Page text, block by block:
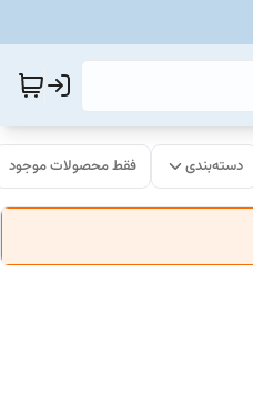
دسته‌بندی فقط محصولات موجود